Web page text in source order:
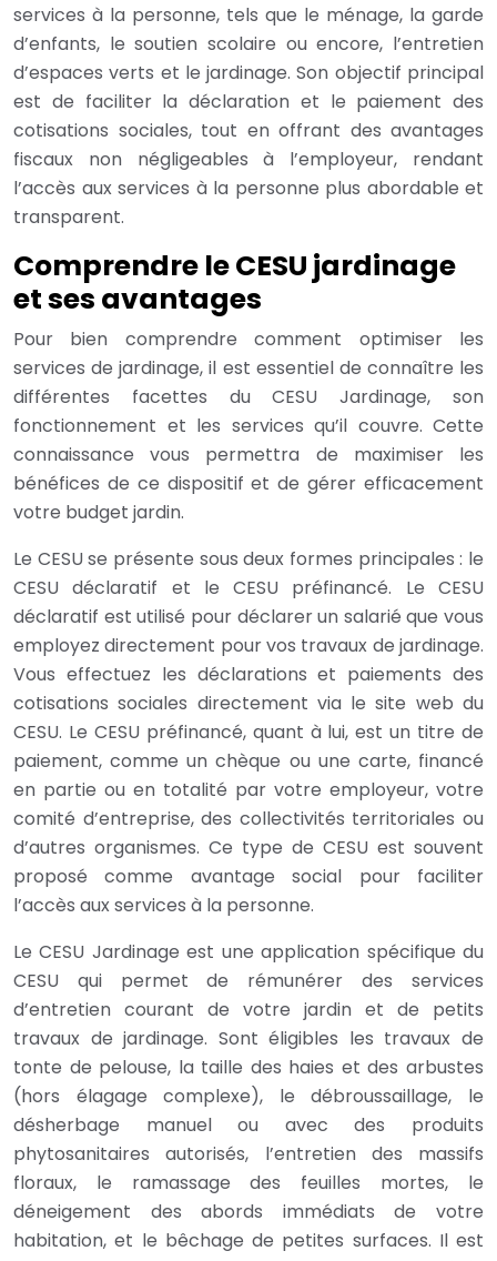
services à la personne, tels que le ménage, la garde
d’enfants, le soutien scolaire ou encore, l’entretien
d’espaces verts et le jardinage. Son objectif principal
est de faciliter la déclaration et le paiement des
cotisations sociales, tout en offrant des avantages
fiscaux non négligeables à l’employeur, rendant
l’accès aux services à la personne plus abordable et
transparent.
Comprendre le CESU jardinage
et ses avantages
Pour bien comprendre comment optimiser les
services de jardinage, il est essentiel de connaître les
différentes facettes du CESU Jardinage, son
fonctionnement et les services qu’il couvre. Cette
connaissance vous permettra de maximiser les
bénéfices de ce dispositif et de gérer efficacement
votre budget jardin.
Le CESU se présente sous deux formes principales : le
CESU déclaratif et le CESU préfinancé. Le CESU
déclaratif est utilisé pour déclarer un salarié que vous
employez directement pour vos travaux de jardinage.
Vous effectuez les déclarations et paiements des
cotisations sociales directement via le site web du
CESU. Le CESU préfinancé, quant à lui, est un titre de
paiement, comme un chèque ou une carte, financé
en partie ou en totalité par votre employeur, votre
comité d’entreprise, des collectivités territoriales ou
d’autres organismes. Ce type de CESU est souvent
proposé comme avantage social pour faciliter
l’accès aux services à la personne.
Le CESU Jardinage est une application spécifique du
CESU qui permet de rémunérer des services
d’entretien courant de votre jardin et de petits
travaux de jardinage. Sont éligibles les travaux de
tonte de pelouse, la taille des haies et des arbustes
(hors élagage complexe), le débroussaillage, le
désherbage manuel ou avec des produits
phytosanitaires autorisés, l’entretien des massifs
floraux, le ramassage des feuilles mortes, le
déneigement des abords immédiats de votre
habitation, et le bêchage de petites surfaces. Il est